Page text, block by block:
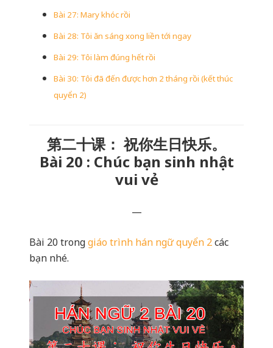
Bài 27: Mary khóc rồi
Bài 28: Tôi ăn sáng xong liền tới ngay
Bài 29: Tôi làm đúng hết rồi
Bài 30: Tôi đã đến được hơn 2 tháng rồi (kết thúc
quyển 2)
第二十课： 祝你生日快乐。
Bài 20 : Chúc bạn sinh nhật
vui vẻ
—
Bài 20 tronggiáo trình hán ngữ quyển 2các
bạn nhé.